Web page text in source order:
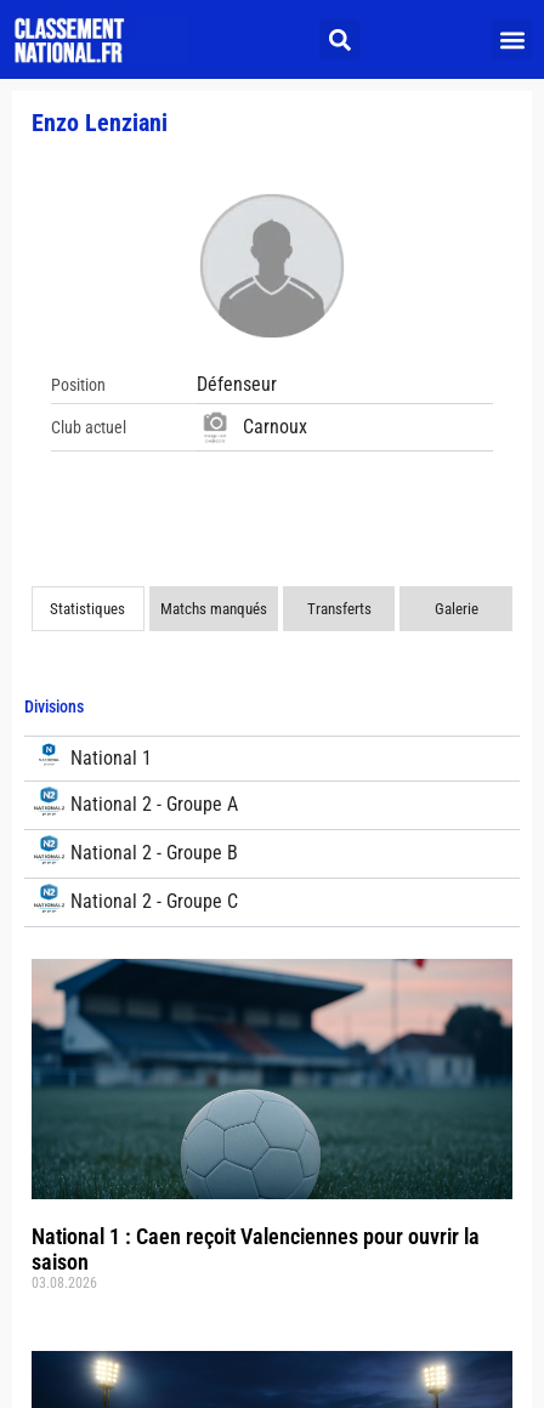
Divisions
National 1
National 2 - Groupe A
National 2 - Groupe B
National 2 - Groupe C
National 1 : Caen reçoit Valenciennes pour ouvrir la
saison
03.08.2026
Enzo Lenziani
Position Défenseur
Club actuel Carnoux
Statistiques Matchs manqués Transferts Galerie